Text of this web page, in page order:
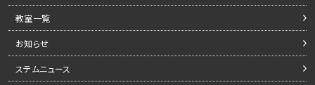
教室一覧
お知らせ
ステムニュース